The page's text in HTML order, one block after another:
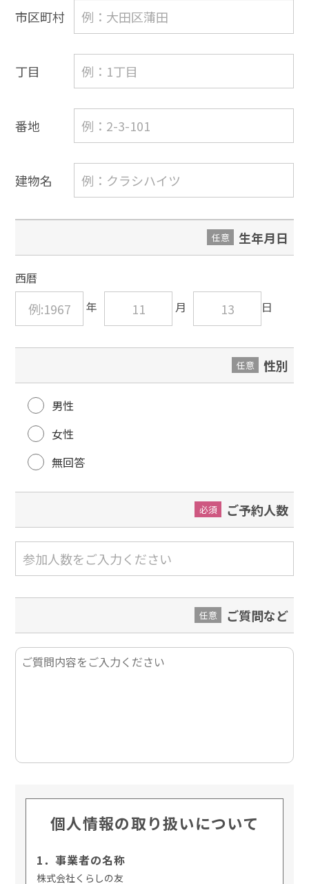
市区町村
丁目
番地
建物名
生年月日
任意
西暦
性別
任意
男性
女性
無回答
ご予約人数
必須
ご質問など
任意
個人情報の取り扱いについて
1．事業者の名称
株式会社くらしの友